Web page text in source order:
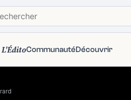
L'ÉditoCommunautéDécouvrir